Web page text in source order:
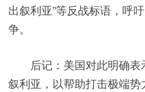
出叙利亚”等反战标语，呼
争。
后记：美国对此明确
叙利亚，以帮助打击极端